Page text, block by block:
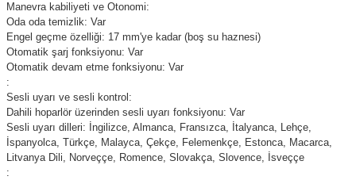
Manevra kabiliyeti ve Otonomi:
Oda oda temizlik: Var
Engel geçme özelliği: 17 mm'ye kadar (boş su haznesi)
Otomatik şarj fonksiyonu: Var
Otomatik devam etme fonksiyonu: Var
:
Sesli uyarı ve sesli kontrol:
Dahili hoparlör üzerinden sesli uyarı fonksiyonu: Var
Sesli uyarı dilleri: İngilizce, Almanca, Fransızca, İtalyanca, Lehçe,
İspanyolca, Türkçe, Malayca, Çekçe, Felemenkçe, Estonca, Macarca,
Litvanya Dili, Norveççe, Romence, Slovakça, Slovence, İsveççe
: